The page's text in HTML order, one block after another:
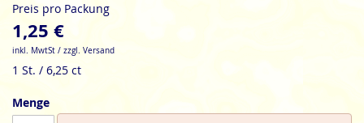
Preis pro Packung
1,25 €
inkl. MwtSt / zzgl. Versand
1 St. / 6,25 ct
Menge